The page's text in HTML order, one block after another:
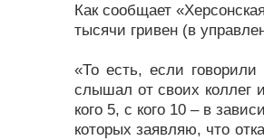
Как сообщает
тысячи гривен (в
«То есть, если
слышал от своих коллег
кого 5, с кого 10 – в
которых заявляю, что